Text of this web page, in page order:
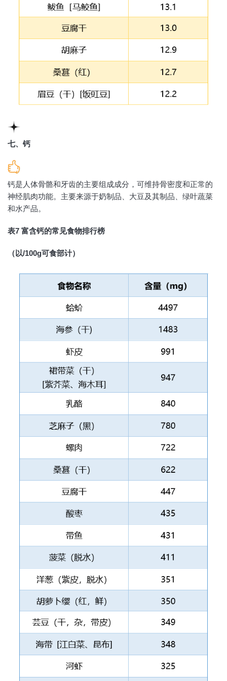
七、钙
钙是人体骨骼和牙齿的主要组成成分，可维持骨密度和正常的
神经肌肉功能。主要来源于奶制品、大豆及其制品、绿叶蔬菜
和水产品。
表7 富含钙的常见食物排行榜
（以/100g可食部计）